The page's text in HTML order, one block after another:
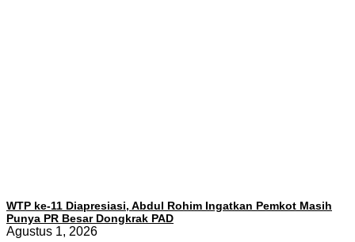
WTP ke-11 Diapresiasi, Abdul Rohim Ingatkan Pemkot Masih
Punya PR Besar Dongkrak PAD
Agustus 1, 2026